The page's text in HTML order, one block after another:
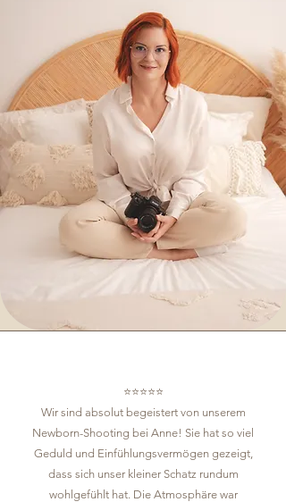
⭐️⭐️⭐️⭐️⭐️
Wir sind absolut begeistert von unserem
Newborn-Shooting bei Anne! Sie hat so viel
Geduld und Einfühlungsvermögen gezeigt,
dass sich unser kleiner Schatz rundum
wohlgefühlt hat. Die Atmosphäre war